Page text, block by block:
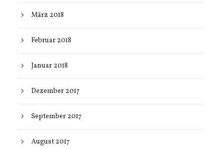
März 2018
Februar 2018
Januar 2018
Dezember 2017
September 2017
August 2017